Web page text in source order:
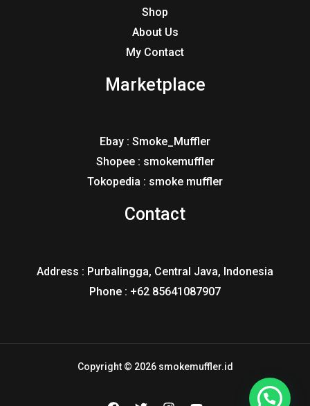
Shop
About Us
My Contact
Marketplace
Ebay : Smoke_Muffler
Shopee : smokemuffler
Tokopedia : smoke muffler
Contact
Address : Purbalingga, Central Java, Indonesia
Phone : +62 85641087907
Copyright © 2026 smokemuffler.id